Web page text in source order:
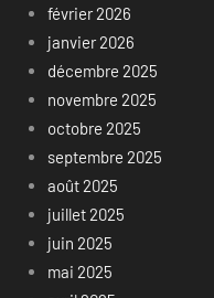
février 2026
janvier 2026
décembre 2025
novembre 2025
octobre 2025
septembre 2025
août 2025
juillet 2025
juin 2025
mai 2025